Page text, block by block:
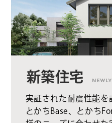
新築住宅
実証された耐震性能を
とかちBase、とかち